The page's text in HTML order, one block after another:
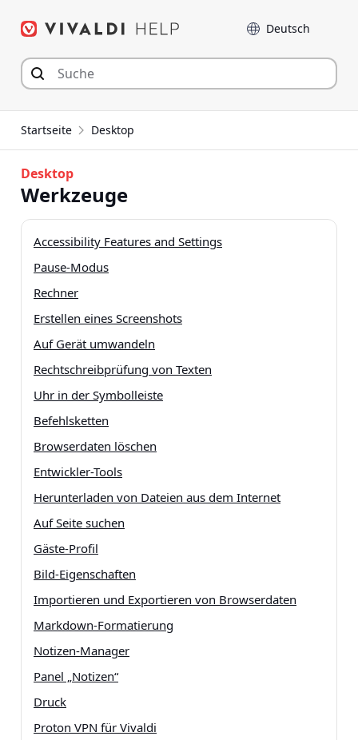
Inhalt
Sprache
Startseite Desktop
Desktop
Werkzeuge
Accessibility Features and Settings
Pause-Modus
Rechner
Erstellen eines Screenshots
Auf Gerät umwandeln
Rechtschreibprüfung von Texten
Uhr in der Symbolleiste
Befehlsketten
Browserdaten löschen
Entwickler-Tools
Herunterladen von Dateien aus dem Internet
Auf Seite suchen
Gäste-Profil
Bild-Eigenschaften
Importieren und Exportieren von Browserdaten
Markdown-Formatierung
Notizen-Manager
Panel „Notizen“
Druck
Proton VPN für Vivaldi